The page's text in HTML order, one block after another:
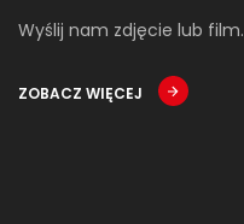
Wyślij nam zdjęcie lub film.
ZOBACZ WIĘCEJ